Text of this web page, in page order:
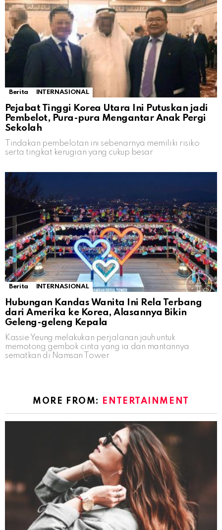
Berita INTERNASIONAL
Pejabat Tinggi Korea Utara Ini Putuskan jadi
Pembelot, Pura-pura Mengantar Anak Pergi
Sekolah
Tindakan pembelotan ini sebenarnya memiliki risiko
serta tingkat kerugian yang cukup besar
Berita INTERNASIONAL
Hubungan Kandas Wanita Ini Rela Terbang
dari Amerika ke Korea, Alasannya Bikin
Geleng-geleng Kepala
Kassie Yeung melakukan perjalanan jauh untuk
memotong gembok cinta yang ia dan mantannya
sematkan di Namsan Tower
MORE FROM: ENTERTAINMENT